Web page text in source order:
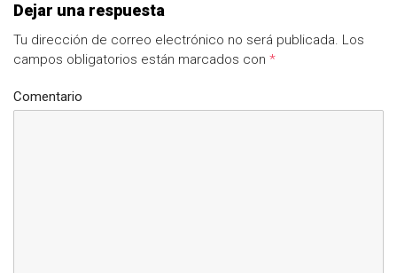
Dejar una respuesta
Tu dirección de correo electrónico no será publicada. Los
campos obligatorios están marcados con *
Comentario